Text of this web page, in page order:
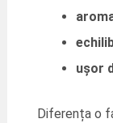
ușor
Diferența o